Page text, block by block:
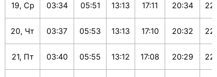
19, Ср 03:34 05:51 13:13 17:11 20:34
20, Чт 03:37 05:53 13:13 17:10 20:32
21, Пт 03:40 05:55 13:12 17:08 20:29